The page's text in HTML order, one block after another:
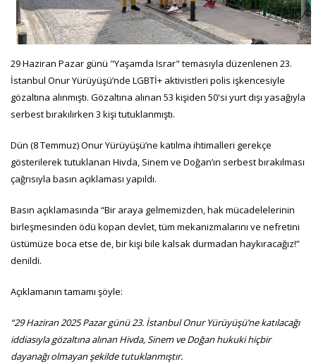
29 Haziran Pazar günü "Yaşamda Israr" temasıyla düzenlenen 23.
İstanbul Onur Yürüyüşü’nde LGBTİ+ aktivistleri polis işkencesiyle
gözaltına alınmıştı. Gözaltına alınan 53 kişiden 50'si yurt dışı yasağıyla
serbest bırakılırken 3 kişi tutuklanmıştı.
Dün (8 Temmuz) Onur Yürüyüşü’ne katılma ihtimalleri gerekçe
gösterilerek tutuklanan Hivda, Sinem ve Doğan’ın serbest bırakılması
çağrısıyla basın açıklaması yapıldı.
Basın açıklamasında “Bir araya gelmemizden, hak mücadelelerinin
birleşmesinden ödü kopan devlet, tüm mekanizmalarını ve nefretini
üstümüze boca etse de, bir kişi bile kalsak durmadan haykıracağız!”
denildi.
Açıklamanın tamamı şöyle:
“29 Haziran 2025 Pazar günü 23. İstanbul Onur Yürüyüşü’ne katılacağı
iddiasıyla gözaltına alınan Hivda, Sinem ve Doğan hukuki hiçbir
dayanağı olmayan şekilde tutuklanmıştır.